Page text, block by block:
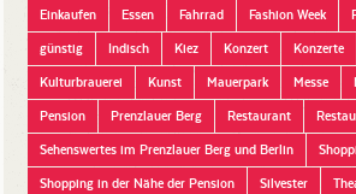
Einkaufen
Essen Fahrrad Fashion Week
günstig
Indisch Kiez Konzert Konzerte
Kulturbrauerei
Kunst Mauerpark Messe
Pension
Prenzlauer Berg Restaurant
Sehenswertes im Prenzlauer Berg und Berlin
Shopping in der Nähe der Pension
Silvester